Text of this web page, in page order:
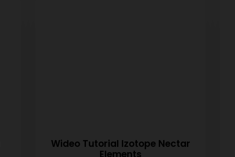
Wideo Tutorial Izotope Nectar